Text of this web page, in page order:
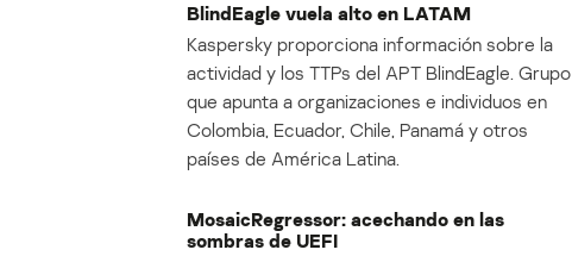
BlindEagle vuela alto en LATAM
Kaspersky proporciona información sobre la
actividad y los TTPs del APT BlindEagle. Grupo
que apunta a organizaciones e individuos en
Colombia, Ecuador, Chile, Panamá y otros
países de América Latina.
MosaicRegressor: acechando en las
sombras de UEFI